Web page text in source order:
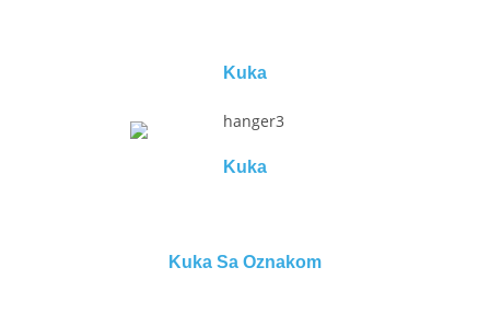
Kuka
Kuka
Kuka Sa Oznakom